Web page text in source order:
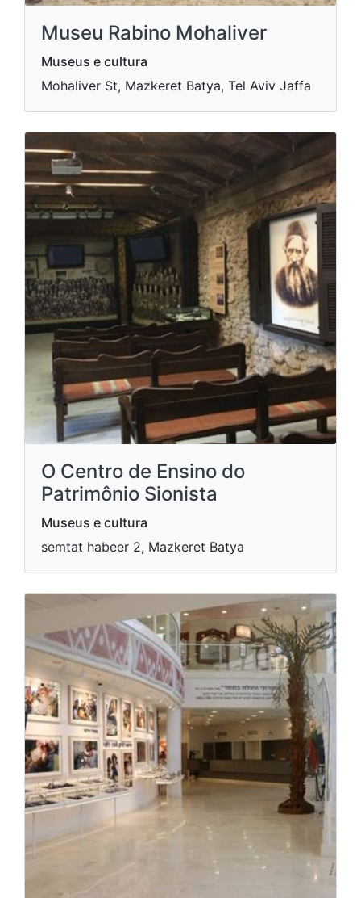
Museu Rabino Mohaliver
Museus e cultura
Mohaliver St, Mazkeret Batya, Tel Aviv Jaffa
O Centro de Ensino do
Patrimônio Sionista
Museus e cultura
semtat habeer 2, Mazkeret Batya